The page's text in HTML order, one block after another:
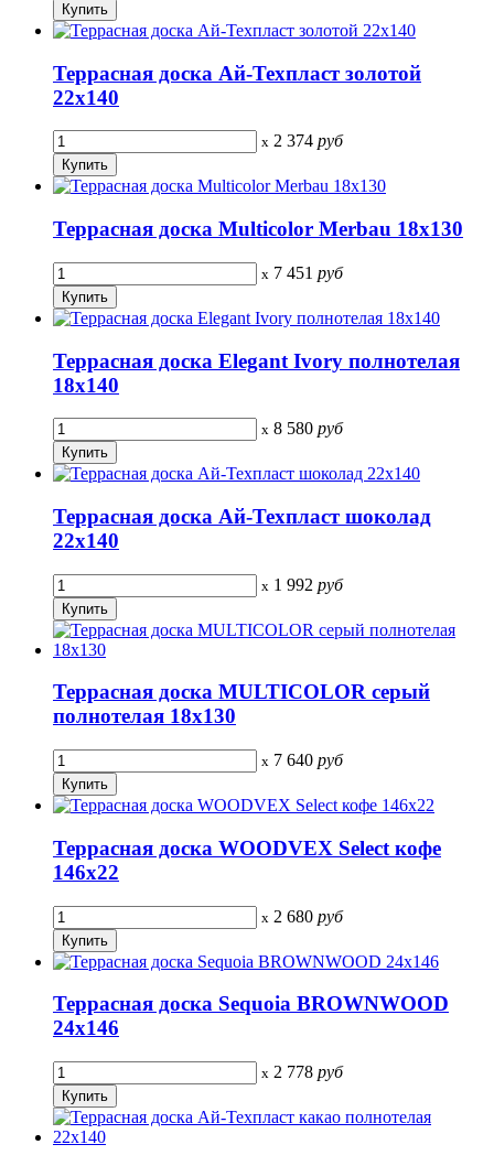
Террасная доска Ай-Техпласт золотой
22х140
x 2 374 руб
Террасная доска Multicolor Merbau 18х130
x 7 451 руб
Террасная доска Elegant Ivory полнотелая
18х140
x 8 580 руб
Террасная доска Ай-Техпласт шоколад
22х140
x 1 992 руб
Террасная доска MULTICOLOR серый
полнотелая 18х130
x 7 640 руб
Террасная доска WOODVEX Select кофе
146х22
x 2 680 руб
Террасная доска Sequoia BROWNWOOD
24х146
x 2 778 руб